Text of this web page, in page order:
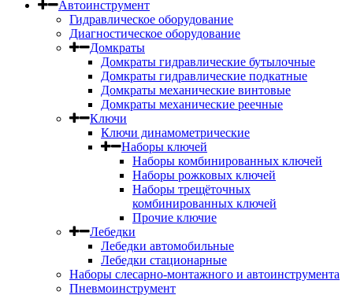
Автоинструмент
Гидравлическое оборудование
Диагностическое оборудование
Домкраты
Домкраты гидравлические бутылочные
Домкраты гидравлические подкатные
Домкраты механические винтовые
Домкраты механические реечные
Ключи
Ключи динамометрические
Наборы ключей
Наборы комбинированных ключей
Наборы рожковых ключей
Наборы трещёточных
комбинированных ключей
Прочие ключие
Лебедки
Лебедки автомобильные
Лебедки стационарные
Наборы слесарно-монтажного и автоинструмента
Пневмоинструмент